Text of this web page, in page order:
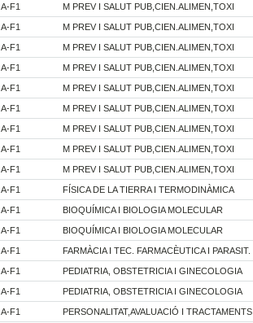
A-F1 M PREV I SALUT PUB,CIEN.ALIMEN,TOXI
A-F1 M PREV I SALUT PUB,CIEN.ALIMEN,TOXI
A-F1 M PREV I SALUT PUB,CIEN.ALIMEN,TOXI
A-F1 M PREV I SALUT PUB,CIEN.ALIMEN,TOXI
A-F1 M PREV I SALUT PUB,CIEN.ALIMEN,TOXI
A-F1 M PREV I SALUT PUB,CIEN.ALIMEN,TOXI
A-F1 M PREV I SALUT PUB,CIEN.ALIMEN,TOXI
A-F1 M PREV I SALUT PUB,CIEN.ALIMEN,TOXI
A-F1 M PREV I SALUT PUB,CIEN.ALIMEN,TOXI
A-F1 FÍSICA DE LA TIERRA I TERMODINÀMICA
A-F1 BIOQUÍMICA I BIOLOGIA MOLECULAR
A-F1 BIOQUÍMICA I BIOLOGIA MOLECULAR
A-F1 FARMÀCIA I TEC. FARMACÈUTICA I PARASIT.
A-F1 PEDIATRIA, OBSTETRICIA I GINECOLOGIA
A-F1 PEDIATRIA, OBSTETRICIA I GINECOLOGIA
A-F1 PERSONALITAT,AVALUACIÓ I TRACTAMENTS